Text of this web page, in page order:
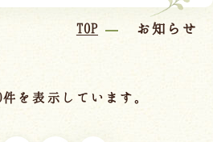
TOP お知らせ
を表示しています。